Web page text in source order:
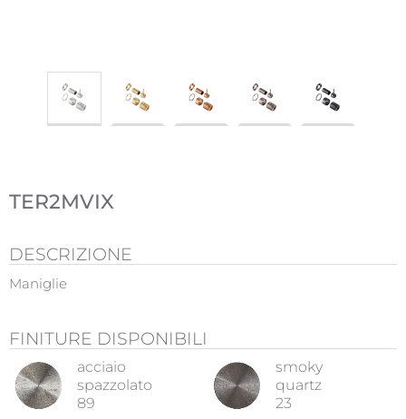
TER2MVIX
DESCRIZIONE
Maniglie
FINITURE DISPONIBILI
acciaio
spazzolato
89
smoky
quartz
23